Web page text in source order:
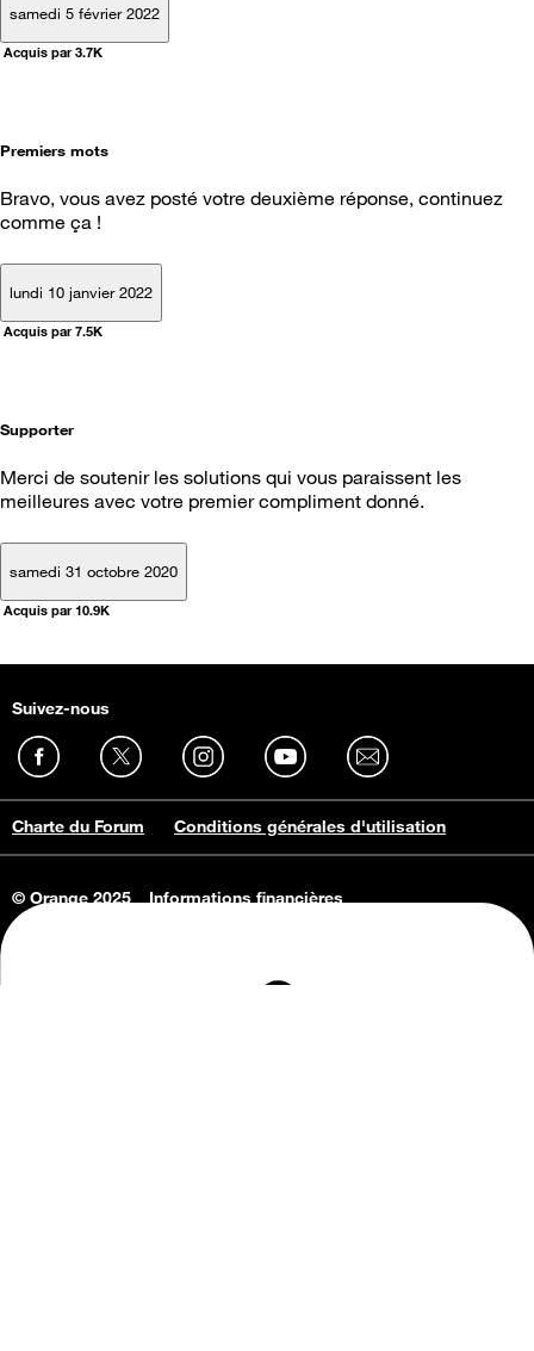
samedi 5 février 2022
Acquis par 3.7K
Premiers mots
Bravo, vous avez posté votre deuxième réponse, continuez
comme ça !
lundi 10 janvier 2022
Acquis par 7.5K
Supporter
Merci de soutenir les solutions qui vous paraissent les
meilleures avec votre premier compliment donné.
samedi 31 octobre 2020
Acquis par 10.9K
Suivez-nous
Charte du Forum Conditions générales d'utilisation
© Orange 2025
Informations financières